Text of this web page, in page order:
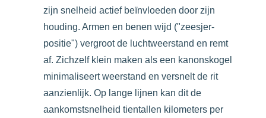
zijn snelheid actief beïnvloeden door zijn
houding. Armen en benen wijd ("zeesjer-
positie") vergroot de luchtweerstand en remt
af. Zichzelf klein maken als een kanonskogel
minimaliseert weerstand en versnelt de rit
aanzienlijk. Op lange lijnen kan dit de
aankomstsnelheid tientallen kilometers per